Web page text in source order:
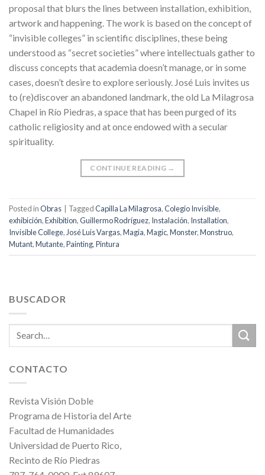
proposal that blurs the lines between installation, exhibition,
artwork and happening. The work is based on the concept of
“invisible colleges” in scientific disciplines, these being
understood as “secret societies” where intellectuals gather to
discuss concepts that academia doesn’t manage, or in some
cases, doesn’t desire to explore seriously. José Luis invites us
to (re)discover an abandoned landmark, the old La Milagrosa
Chapel in Río Piedras, a space that has been purged of its
catholic religiosity and at once endowed with a secular
spirituality.
CONTINUE READING →
Posted inObras TaggedCapilla La Milagrosa,Colegio Invisible,
exhibición,Exhibition,Guillermo Rodríguez, Instalación, Installation,
Invisible College,José Luis Vargas,Magia,Magic,Monster,Monstruo,
Mutant,Mutante,Painting,Pintura
BUSCADOR
CONTACTO
Revista Visión Doble
Programa de Historia del Arte
Facultad de Humanidades
Universidad de Puerto Rico,
Recinto de Río Piedras